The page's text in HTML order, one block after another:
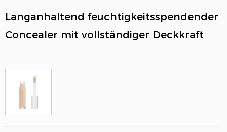
Langanhaltend feuchtigkeitsspendender
Concealer mit vollständiger Deckkraft